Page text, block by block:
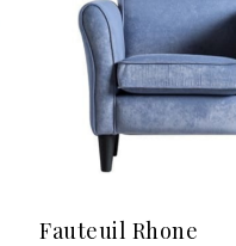
Fauteuil Rhone